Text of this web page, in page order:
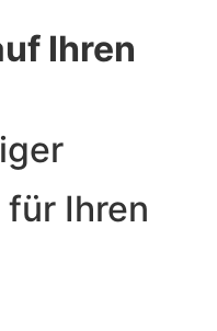
Ihren
Ihren